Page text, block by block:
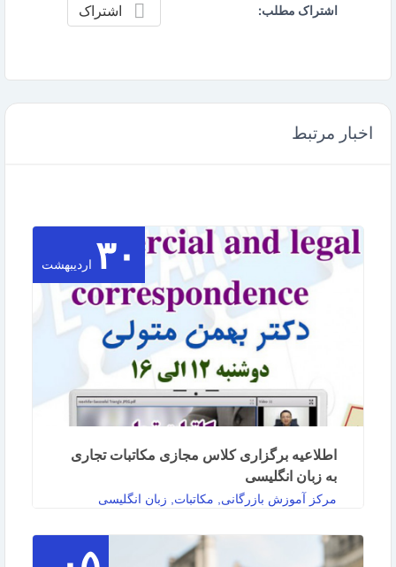
اشتراک مطلب: اشتراک
اخبار مرتبط
۳۰ اردیبهشت
اطلاعیه برگزاری کلاس مجازی مکاتبات تجاری
به زبان انگلیسی
مرکز آموزش بازرگانی, مکاتبات, زبان انگلیسی